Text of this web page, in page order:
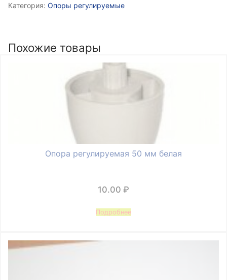
Категория: Опоры регулируемые
Похожие товары
Опора регулируемая 50 мм белая
10.00 ₽
Подробнее